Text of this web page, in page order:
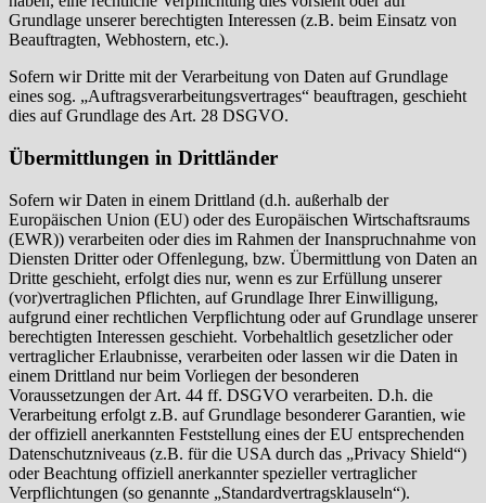
Grundlage unserer berechtigten Interessen (z.B. beim Einsatz von
Beauftragten, Webhostern, etc.).
Sofern wir Dritte mit der Verarbeitung von Daten auf Grundlage
eines sog. „Auftragsverarbeitungsvertrages“ beauftragen, geschieht
dies auf Grundlage des Art. 28 DSGVO.
Übermittlungen in Drittländer
Sofern wir Daten in einem Drittland (d.h. außerhalb der
Europäischen Union (EU) oder des Europäischen Wirtschaftsraums
(EWR)) verarbeiten oder dies im Rahmen der Inanspruchnahme von
Diensten Dritter oder Offenlegung, bzw. Übermittlung von Daten an
Dritte geschieht, erfolgt dies nur, wenn es zur Erfüllung unserer
(vor)vertraglichen Pflichten, auf Grundlage Ihrer Einwilligung,
aufgrund einer rechtlichen Verpflichtung oder auf Grundlage unserer
berechtigten Interessen geschieht. Vorbehaltlich gesetzlicher oder
vertraglicher Erlaubnisse, verarbeiten oder lassen wir die Daten in
einem Drittland nur beim Vorliegen der besonderen
Voraussetzungen der Art. 44 ff. DSGVO verarbeiten. D.h. die
Verarbeitung erfolgt z.B. auf Grundlage besonderer Garantien, wie
der offiziell anerkannten Feststellung eines der EU entsprechenden
Datenschutzniveaus (z.B. für die USA durch das „Privacy Shield“)
oder Beachtung offiziell anerkannter spezieller vertraglicher
Verpflichtungen (so genannte „Standardvertragsklauseln“).